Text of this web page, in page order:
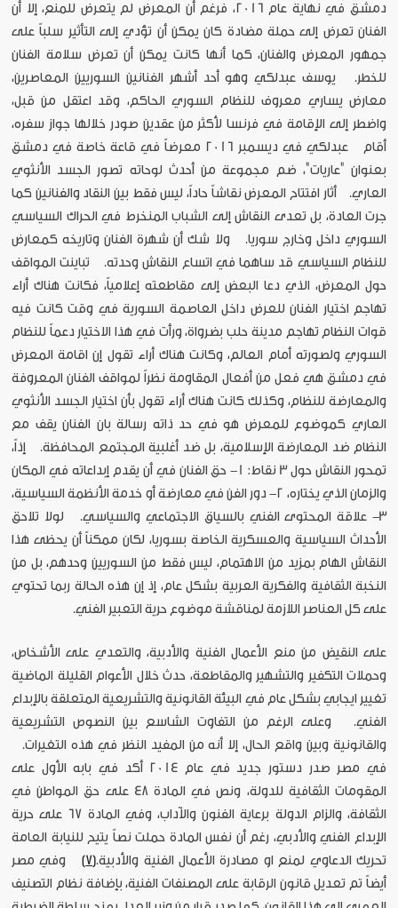
دمشق في نهاية عام 2016، فرغم أن المعرض لم يتعرض للمنع، إلا أن
الفنان تعرض إلى حملة مضادة كان يمكن أن تؤدي إلى التأثير سلباً على
جمهور المعرض والفنان، كما أنها كانت يمكن أن تعرض سلامة الفنان
للخطر. يوسف عبدلكي وهو أحد أشهر الفنانين السوريين المعاصرين،
معارض يساري معروف للنظام السوري الحاكم، وقد اعتقل من قبل،
واضطر إلى الإقامة في فرنسا لأكثر من عقدين صودر خلالها جواز سفره،
أقام عبدلكي في ديسمبر 2016 معرضاً في قاعة خاصة في دمشق
بعنوان "عاريات"، ضم مجموعة من أحدث لوحاته تصور الجسد الأنثوي
العاري. أثار افتتاح المعرض نقاشاً حاداً، ليس فقط بين النقاد والفنانين كما
جرت العادة، بل تعدى النقاش إلى الشباب المنخرط في الحراك السياسي
السوري داخل وخارج سوريا. ولا شك أن شهرة الفنان وتاريخه كمعارض
للنظام السياسي قد ساهما في اتساع النقاش وحدته. تباينت المواقف
حول المعرض، الذي دعا البعض إلى مقاطعته إعلامياً، فكانت هناك أراء
تهاجم اختيار الفنان للعرض داخل العاصمة السورية في وقت كانت فيه
قوات النظام تهاجم مدينة حلب بضرواة، ورأت في هذا الاختيار دعماً للنظام
السوري ولصورته أمام العالم، وكانت هناك أراء تقول إن اقامة المعرض
في دمشق هي فعل من أفعال المقاومة نظراً لمواقف الفنان المعروفة
والمعارضة للنظام، وكذلك كانت هناك أراء تقول بأن اختيار الجسد الأنثوي
العاري كموضوع للمعرض هو في حد ذاته رسالة بان الفنان يقف مع
النظام ضد المعارضة الإسلامية، بل ضد أغلبية المجتمع المحافظة. إذاً،
تمحور النقاش حول 3 نقاط: 1- حق الفنان في أن يقدم إبداعاته في المكان
والزمان الذي يختاره، 2- دور الفن في معارضة أو خدمة الأنظمة السياسية،
3- علاقة المحتوى الفني بالسياق الاجتماعي والسياسي. لولا تلاحق
الأحداث السياسية والعسكرية الخاصة بسوريا، لكان ممكناً أن يحظى هذا
النقاش الهام بمزيد من الاهتمام، ليس فقط من السوريين وحدهم، بل من
النخبة الثقافية والفكرية العربية بشكل عام، إذ إن هذه الحالة ربما تحتوي
على كل العناصر اللازمة لمناقشة موضوع حرية التعبير الفني.
على النقيض من منع الأعمال الفنية والأدبية، والتعدي على الأشخاص،
وحملات التكفير والتشهير والمقاطعة، حدث خلال الأعوام القليلة الماضية
تغيير ايجابي بشكل عام في البيئة القانونية والتشريعية المتعلقة بالإبداع
الفني. وعلى الرغم من التفاوت الشاسع بين النصوص التشريعية
والقانونية وبين واقع الحال، إلا أنه من المفيد النظر في هذه التغيرات.
في مصر صدر دستور جديد في عام 2014 أكد في بابه الأول على
المقومات الثقافية للدولة، ونص في المادة 48 على حق المواطن في
الثقافة، والزام الدولة برعاية الفنون والآداب، وفي المادة 67 على حرية
الإبداع الفني والأدبي، رغم أن نفس المادة حملت نصاً يتيح للنيابة العامة
تحريك الدعاوي لمنع او مصادرة الأعمال الفنية والأدبية.[7]
وفي مصر
أيضاً تم تعديل قانون الرقابة على المصنفات الفنية، بإضافة نظام التصنيف